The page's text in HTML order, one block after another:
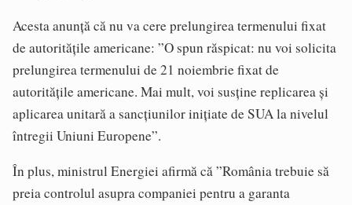
Acesta anunţă că nu va cere prelungirea termenului fixat
de autorităţile americane: ”O spun răspicat: nu voi solicita
prelungirea termenului de 21 noiembrie fixat de
autorităţile americane. Mai mult, voi susţine replicarea şi
aplicarea unitară a sancţiunilor iniţiate de SUA la nivelul
întregii Uniuni Europene”.
În plus, ministrul Energiei afirmă că ”România trebuie să
preia controlul asupra companiei pentru a garanta